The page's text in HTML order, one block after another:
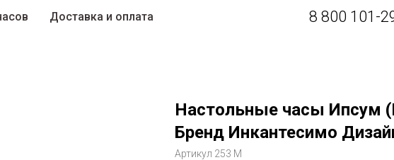
Доставка и оплата 8 800 101-
Настольные часы Ипсум
Бренд Инкантесимо
Артикул 253 M